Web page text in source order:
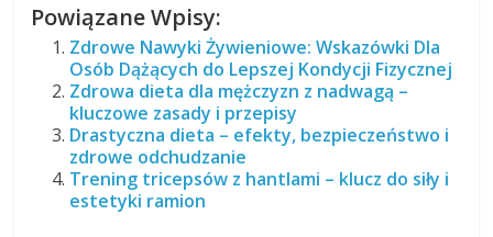
Powiązane Wpisy:
Zdrowe Nawyki Żywieniowe: Wskazówki Dla
Osób Dążących do Lepszej Kondycji Fizycznej
Zdrowa dieta dla mężczyzn z nadwagą –
kluczowe zasady i przepisy
Drastyczna dieta – efekty, bezpieczeństwo i
zdrowe odchudzanie
Trening tricepsów z hantlami – klucz do siły i
estetyki ramion